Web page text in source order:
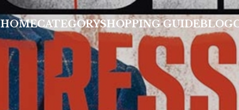
HOMECATEGORYSHOPPING GUIDEBLOG